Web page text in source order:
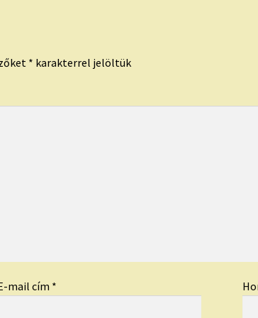
* karakterrel jelöltük
mail cím *